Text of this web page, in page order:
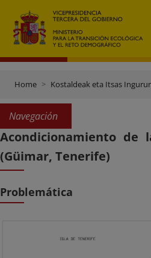
Home Kostaldeak eta Itsas
Navegación
Acondicionamiento de
(Güimar, Tenerife)
Problemática